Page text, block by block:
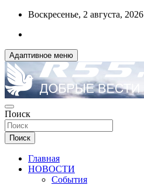
Перейти
содержимому
Воскресенье, 2 августа, 2026
Адаптивное меню
R55.RU
ДОБРЫЕ ВЕСТИ ИЗ ОМСКА
Поиск
Поиск
Главная
НОВОСТИ
События